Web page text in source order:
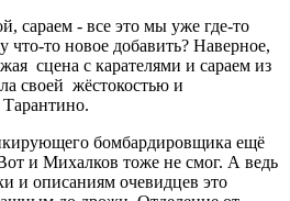
сараем - все это мы уже где-то
то новое добавить? Наверное,
сцена с карателями и сараем из
своей жёстокостью и
бомбардировщика ещё
и Михалков тоже не смог. А ведь
и описаниям очевидцев это